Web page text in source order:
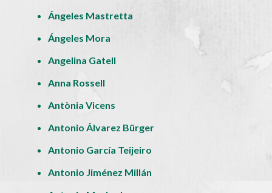
Ángeles Mastretta
Ángeles Mora
Angelina Gatell
Anna Rossell
Antònia Vicens
Antonio Álvarez Bürger
Antonio García Teijeiro
Antonio Jiménez Millán